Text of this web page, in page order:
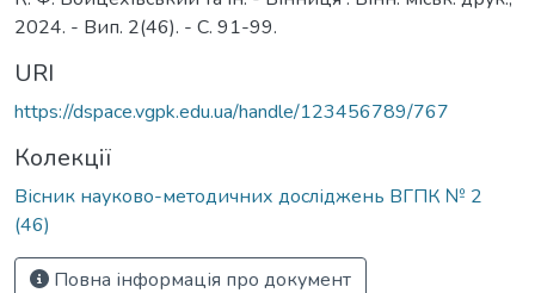
2024. - Вип. 2(46). - С. 91-99.
URI
https://dspace.vgpk.edu.ua/handle/123456789/767
Колекції
Вісник науково-методичних досліджень ВГПК № 2
(46)
Повна інформація про документ